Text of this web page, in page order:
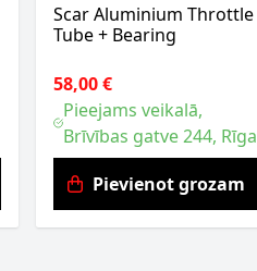
Scar Aluminium Throttle
Tube + Bearing
58,00 €
Pieejams veikalā,
Brīvības gatve 244, Rīga
Pievienot grozam